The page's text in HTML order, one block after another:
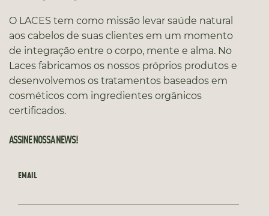
O LACES tem como missão levar saúde natural
aos cabelos de suas clientes em um momento
de integração entre o corpo, mente e alma. No
Laces fabricamos os nossos próprios produtos e
desenvolvemos os tratamentos baseados em
cosméticos com ingredientes orgânicos
certificados.
ASSINE NOSSA NEWS!
EMAIL